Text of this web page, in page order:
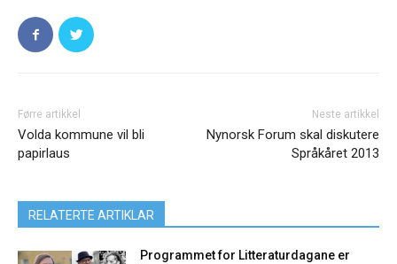
Førre artikkel
Volda kommune vil bli
papirlaus
Neste artikkel
Nynorsk Forum skal diskutere
Språkåret 2013
RELATERTE ARTIKLAR
Programmet for Litteraturdagane er